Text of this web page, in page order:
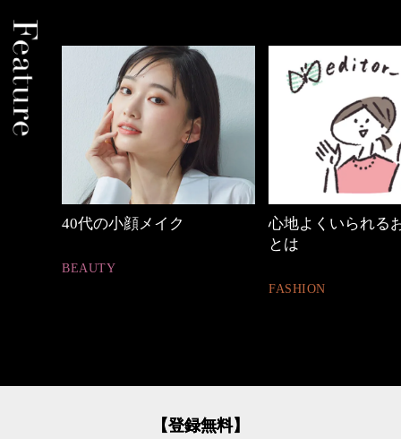
40代の小顔メイク
BEAUTY
心地よくいられる
とは
FASHION
【登録無料】